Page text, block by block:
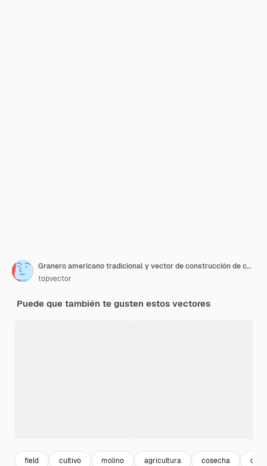
Granero americano tradicional y vector de construcción de campo de molino de viento Ilustraciones aisladas en un fondo blanco
topvector
Puede que también te gusten estos vectores
field cultivo molino agricultura cosecha